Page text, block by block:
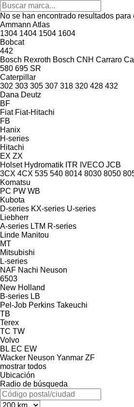
No se han encontrado resultados para
Ammann Atlas
1304 1404 1504 1604
Bobcat
442
Bosch Rexroth Bosch CNH Carraro
580 695 SR
Caterpillar
302 303 305 307 318 320 428 432
Dana Deutz
BF
Fiat Fiat-Hitachi
FB
Hanix
H-series
Hitachi
EX ZX
Holset Hydromatik ITR IVECO JCB
3CX 4CX 535 540 8014 8030 8050
Komatsu
PC PW WB
Kubota
D-series KX-series U-series
Liebherr
A-series LTM R-series
Linde Manitou
MT
Mitsubishi
L-series
NAF Nachi Neuson
6503
New Holland
B-series LB
Pel-Job Perkins Takeuchi
TB
Terex
TC TW
Volvo
BL EC EW
Wacker Neuson Yanmar ZF
mostrar todos
Ubicación
Radio de búsqueda